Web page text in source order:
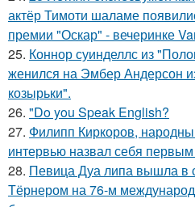
актёр Тимоти шаламе
премии "Оскар" - вечеринке
25. Коннор суинделлс из
женился на Эмбер Андерсон
козырьки".
26. "Do you Speak English?
27. Филипп Киркоров,
интервью назвал себя
28. Певица Дуа липа вышла в
Тёрнером на 76-м